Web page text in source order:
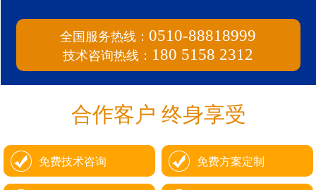
全国服务热线：0510-88818999
技术咨询热线： 180 5158 2312
合作客户 终身享受
免费技术咨询 免费方案定制